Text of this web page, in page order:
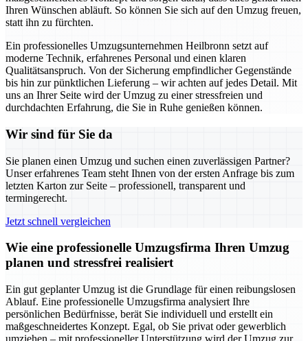
Ihren Wünschen abläuft. So können Sie sich auf den Umzug freuen,
statt ihn zu fürchten.
Ein professionelles Umzugsunternehmen Heilbronn setzt auf
moderne Technik, erfahrenes Personal und einen klaren
Qualitätsanspruch. Von der Sicherung empfindlicher Gegenstände
bis hin zur pünktlichen Lieferung – wir achten auf jedes Detail. Mit
uns an Ihrer Seite wird der Umzug zu einer stressfreien und
durchdachten Erfahrung, die Sie in Ruhe genießen können.
Wir sind für Sie da
Sie planen einen Umzug und suchen einen zuverlässigen Partner?
Unser erfahrenes Team steht Ihnen von der ersten Anfrage bis zum
letzten Karton zur Seite – professionell, transparent und
termingerecht.
Jetzt schnell vergleichen
Wie eine professionelle Umzugsfirma Ihren Umzug
planen und stressfrei realisiert
Ein gut geplanter Umzug ist die Grundlage für einen reibungslosen
Ablauf. Eine professionelle Umzugsfirma analysiert Ihre
persönlichen Bedürfnisse, berät Sie individuell und erstellt ein
maßgeschneidertes Konzept. Egal, ob Sie privat oder gewerblich